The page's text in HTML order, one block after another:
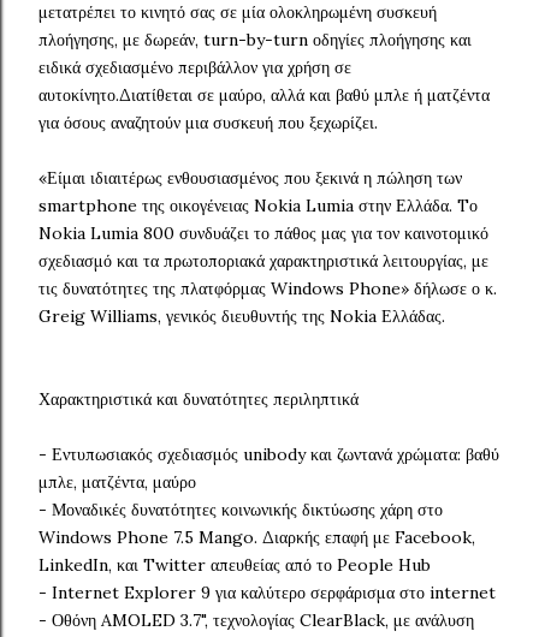
μετατρέπει το κινητό σας σε μία ολοκληρωμένη συσκευή
πλοήγησης, με δωρεάν, turn-by-turn οδηγίες πλοήγησης και
ειδικά σχεδιασμένο περιβάλλον για χρήση σε
αυτοκίνητο.Διατίθεται σε μαύρο, αλλά και βαθύ μπλε ή ματζέντα
για όσους αναζητούν μια συσκευή που ξεχωρίζει.
«Είμαι ιδιαιτέρως ενθουσιασμένος που ξεκινά η πώληση των
smartphone της οικογένειας Nokia Lumia στην Ελλάδα. Tο
Nokia Lumia 800 συνδυάζει το πάθος μας για τον καινοτομικό
σχεδιασμό και τα πρωτοποριακά χαρακτηριστικά λειτουργίας, με
τις δυνατότητες της πλατφόρμας Windows Phone» δήλωσε ο κ.
Greig Williams, γενικός διευθυντής της Nokia Ελλάδας.
Χαρακτηριστικά και δυνατότητες περιληπτικά
- Εντυπωσιακός σχεδιασμός unibody και ζωντανά χρώματα: βαθύ
μπλε, ματζέντα, μαύρο
- Μοναδικές δυνατότητες κοινωνικής δικτύωσης χάρη στο
Windows Phone 7.5 Mango. Διαρκής επαφή με Facebook,
LinkedIn, και Twitter απευθείας από το People Hub
- Internet Explorer 9 για καλύτερο σερφάρισμα στο internet
- Οθόνη AMOLED 3.7", τεχνολογίας ClearBlack, με ανάλυση